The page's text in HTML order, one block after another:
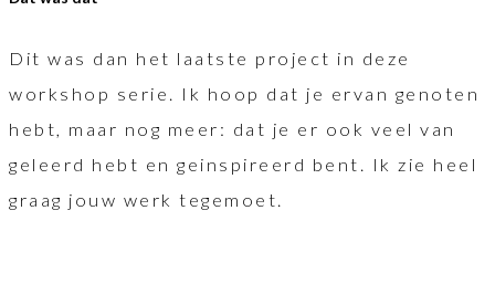
Dit was dan het laatste project in deze
workshop serie. Ik hoop dat je ervan genoten
hebt, maar nog meer: dat je er ook veel van
geleerd hebt en geinspireerd bent. Ik zie heel
graag jouw werk tegemoet.